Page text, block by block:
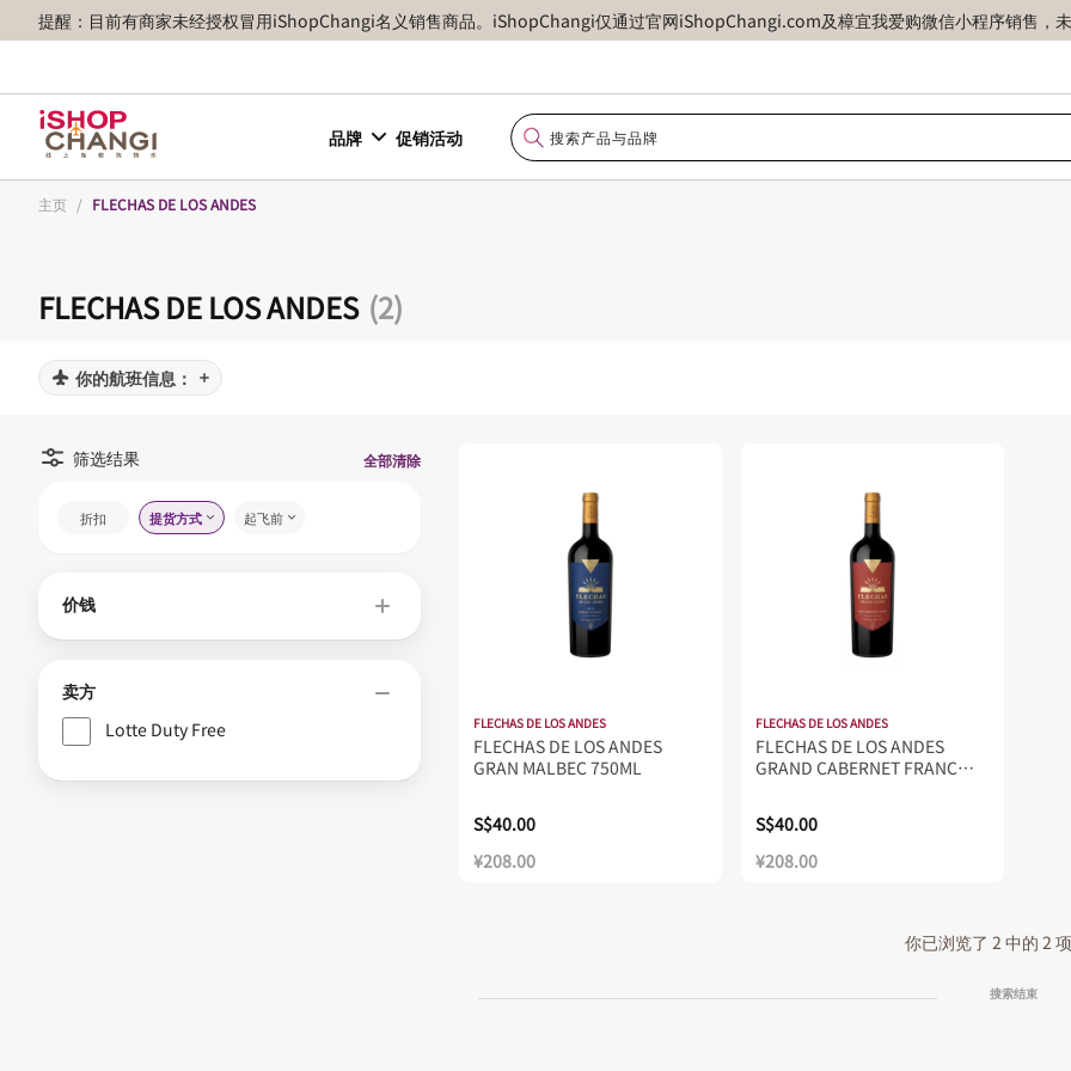
提醒：目前有商家未经授权冒用iShopChangi名义销售商品。iShopChangi仅通过官网iShopChangi.com及樟宜我爱购微信小程序销售，
品牌 促销活动
主页 / FLECHAS DE LOS ANDES
FLECHAS DE LOS ANDES (2)
你的航班信息：
筛选结果 全部清除
折扣 提货方式 起飞前
价钱
卖方
Lotte Duty Free
FLECHAS DE LOS ANDES
FLECHAS DE LOS ANDES
GRAN MALBEC 750ML
S$40.00
¥208.00
FLECHAS DE LOS ANDES
FLECHAS DE LOS ANDES
GRAND CABERNET FRANC
S$40.00
¥208.00
你已浏览了 2 中的 2
搜索结束